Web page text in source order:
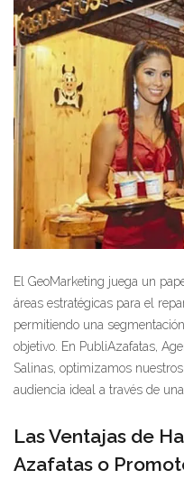
El GeoMarketing juega un
áreas estratégicas para el
permitiendo una
objetivo. En PubliAzafatas,
Salinas, optimizamos
audiencia ideal a través de
Las Ventajas de
Azafatas o